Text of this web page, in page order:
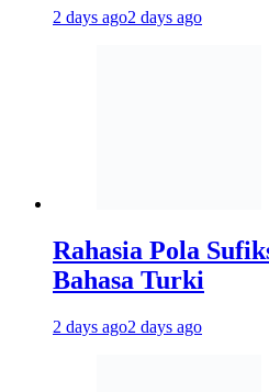
2 days ago2 days ago
Rahasia Pola
Bahasa Turki
2 days ago2 days ago